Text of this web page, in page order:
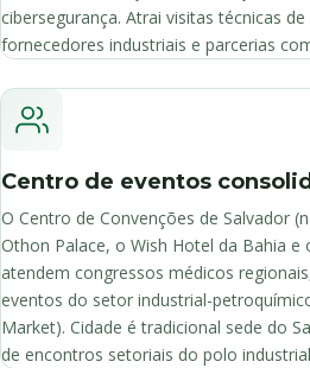
cibersegurança. Atrai visitas técnicas
fornecedores industriais e parcerias
Centro de eventos
O Centro de Convenções de Salvador
Othon Palace, o Wish Hotel da Bahia e
atendem congressos médicos
eventos do setor industrial-
Market). Cidade é tradicional sede do
de encontros setoriais do polo